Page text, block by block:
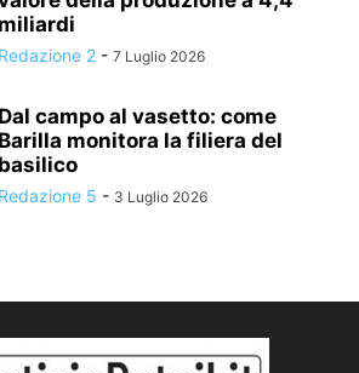
miliardi
Redazione 2 - 7 Luglio 2026
Dal campo al vasetto: come
Barilla monitora la filiera del
basilico
Redazione 5 - 3 Luglio 2026